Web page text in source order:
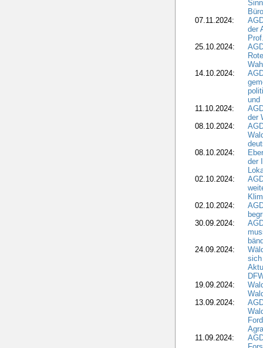
07.11.2024:
der
25.10.2024:
14.10.2024:
und
11.10.2024:
der
08.10.2024:
08.10.2024:
der
02.10.2024:
02.10.2024:
30.09.2024:
24.09.2024:
sich
19.09.2024:
13.09.2024:
11.09.2024: